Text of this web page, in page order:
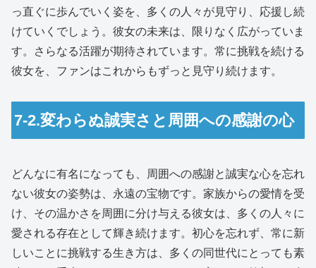
っ直ぐに歩んでいく姿を、多くの人々が見守り、応援し続
けていくでしょう。彼女の未来は、限りなく広がっていま
す。さらなる活躍が期待されています。常に挑戦を続ける
彼女を、ファンはこれからもずっと見守り続けます。
7-2.変わらぬ誠実さと周囲への感謝の心
どんなに有名になっても、周囲への感謝と誠実な心を忘れ
ない彼女の姿勢は、永遠の宝物です。家族からの愛情を受
け、その温かさを周囲に分け与える彼女は、多くの人々に
愛される存在として輝き続けます。初心を忘れず、常に新
しいことに挑戦する生き方は、多くの同世代にとっても素